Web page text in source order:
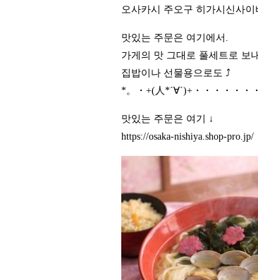
오사카시 주오구 히가시신사이
맛있는 주문은 여기에서.
가게의 맛 그대로 풀세트로 보
집밥이나 선물용으로도 ⤴️
*。・+(人*´∀`)+・・・・・・
맛있는 주문은 여기 ↓
https://osaka-nishiya.shop-pro.jp/